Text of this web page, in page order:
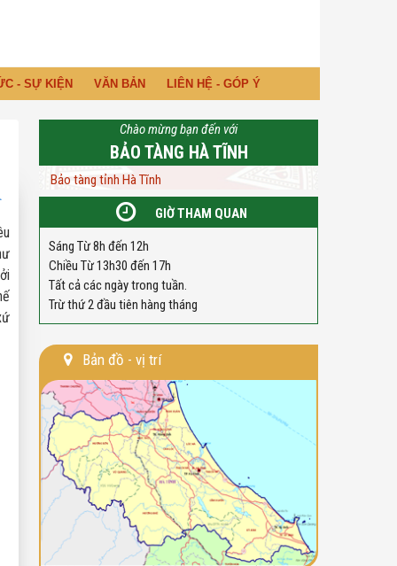
- SỰ KIỆN VĂN BẢN LIÊN HỆ - GÓP Ý
Chào mừng bạn đến với
BẢO TÀNG HÀ TĨNH
Bảo tàng tỉnh Hà Tĩnh
GIỜ THAM QUAN
Sáng Từ 8h đến 12h
Chiều Từ 13h30 đến 17h
Tất cả các ngày trong tuần.
Trừ thứ 2 đầu tiên hàng tháng
Bản đồ - vị trí